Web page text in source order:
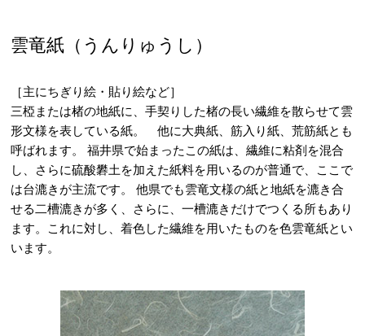
雲竜紙（うんりゅうし）
［主にちぎり絵・貼り絵など］
三椏または楮の地紙に、手契りした楮の長い繊維を散らせて雲
形文様を表している紙。 他に大典紙、筋入り紙、荒筋紙とも
呼ばれます。 福井県で始まったこの紙は、繊維に粘剤を混合
し、さらに硫酸礬土を加えた紙料を用いるのが普通で、ここで
は台漉きが主流です。 他県でも雲竜文様の紙と地紙を漉き合
せる二槽漉きが多く、さらに、一槽漉きだけでつくる所もあり
ます。これに対し、着色した繊維を用いたものを色雲竜紙とい
います。